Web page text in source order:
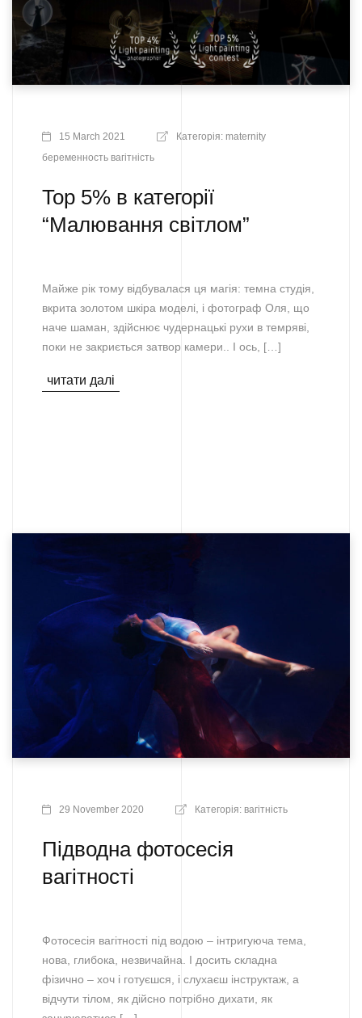
15 March 2021 Категорія: maternity
беременность вагітність
Top 5% в категорії
“Малювання світлом”
Майже рік тому відбувалася ця магія: темна студія,
вкрита золотом шкіра моделі, і фотограф Оля, що
наче шаман, здійснює чудернацькі рухи в темряві,
поки не закриється затвор камери.. І ось, […]
читати далі
29 November 2020 Категорія: вагітність
Підводна фотосесія
вагітності
Фотосесія вагітності під водою – інтригуюча тема,
нова, глибока, незвичайна. І досить складна
фізично – хоч і готуєшся, і слухаєш інструктаж, а
відчути тілом, як дійсно потрібно дихати, як